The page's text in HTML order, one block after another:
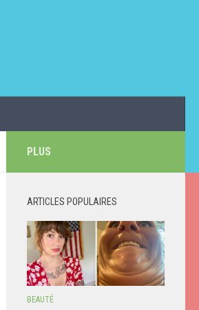
PLUS
ARTICLES POPULAIRES
BEAUTÉ